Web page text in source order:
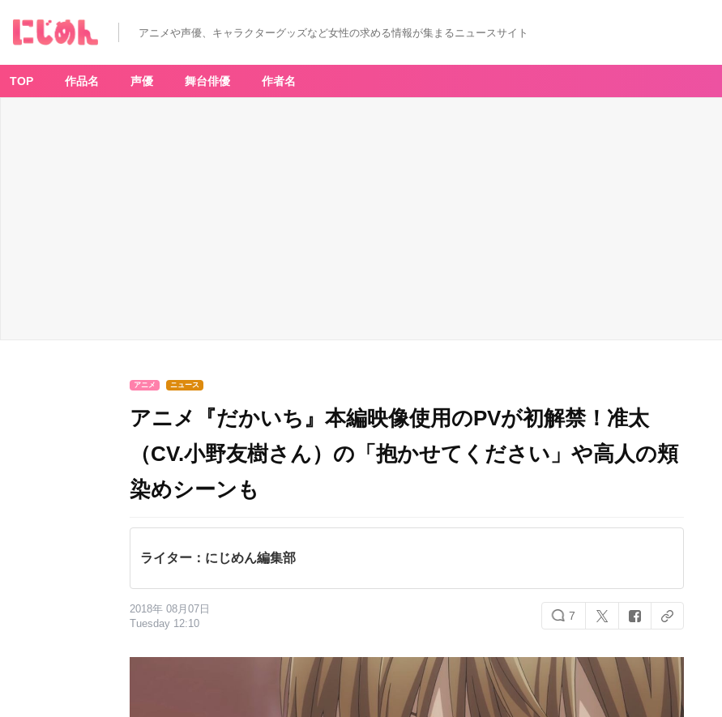
アニメや声優、キャラクターグッズなど女性の求める情報が集まるニュースサイト
TOP 作品名 声優 舞台俳優 作者名
アニメ ニュース
アニメ『だかいち』本編映像使用のPVが初解禁！准太
（CV.小野友樹さん）の「抱かせてください」や高人の頬
染めシーンも
ライター：にじめん編集部
2018年 08月07日
Tuesday 12:10
7